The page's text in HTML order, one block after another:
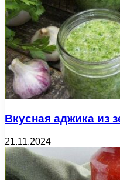
Вкусная аджика из
21.11.2024